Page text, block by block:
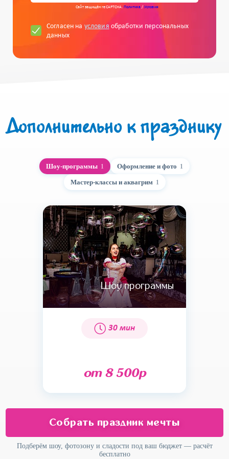
Сайт защищён reCAPTCHA. Политика/Условия
Согласен на условия обработки персональных
данных
Дополнительно к празднику
Шоу-программы 1 Оформление и фото 1
Мастер-классы и аквагрим 1
Шоу программы
30 мин
от 8 500р
Собрать праздник мечты
Подберём шоу, фотозону и сладости под ваш бюджет — расчёт
бесплатно